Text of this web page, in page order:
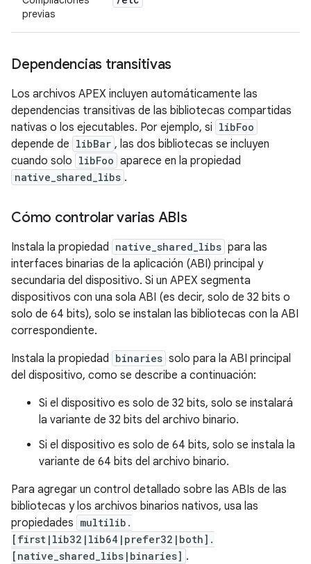
previas
Dependencias transitivas
Los archivos APEX incluyen automáticamente las
dependencias transitivas de las bibliotecas compartidas
nativas o los ejecutables. Por ejemplo, si libFoo
depende de libBar , las dos bibliotecas se incluyen
cuando solo libFoo aparece en la propiedad
native_shared_libs .
Cómo controlar varias ABIs
Instala la propiedad native_shared_libs para las
interfaces binarias de la aplicación (ABI) principal y
secundaria del dispositivo. Si un APEX segmenta
dispositivos con una sola ABI (es decir, solo de 32 bits o
solo de 64 bits), solo se instalan las bibliotecas con la ABI
correspondiente.
Instala la propiedad
binaries solo para la ABI principal
del dispositivo, como se describe a continuación:
Si el dispositivo es solo de 32 bits, solo se instalará
la variante de 32 bits del archivo binario.
Si el dispositivo es solo de 64 bits, solo se instala la
variante de 64 bits del archivo binario.
Para agregar un control detallado sobre las ABIs de las
bibliotecas y los archivos binarios nativos, usa las
propiedades multilib.
[first|lib32|lib64|prefer32|both].
[native_shared_libs|binaries] .